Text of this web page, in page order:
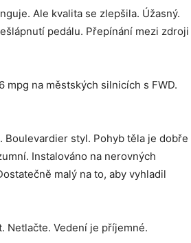
Ale kvalita se zlepšila. Úžasný.
pedálu. Přepínání mezi zdroji
na městských silnicích s FWD.
Boulevardier styl. Pohyb těla je dobře
Instalováno na nerovných
malý na to, aby vyhladil
Netlačte. Vedení je příjemné.